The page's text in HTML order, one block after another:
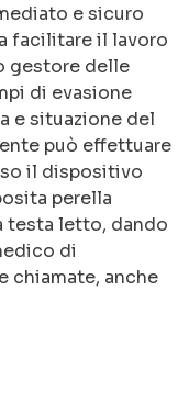
e sicuro
facilitare il lavoro
gestore delle
di evasione
e situazione del
può effettuare
il dispositivo
perella
testa letto, dando
di
chiamate, anche